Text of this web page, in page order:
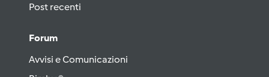
Post recenti
Forum
Avvisi e Comunicazioni